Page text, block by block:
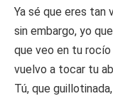
Ya sé que eres tan
sin embargo, yo
que veo en tu
vuelvo a tocar tu
Tú, que